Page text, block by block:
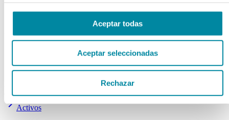
Aceptar todas
Aceptar seleccionadas
Rechazar
Extractos y Perfumes >>
Esencias Naturales
Extractos y Perfumes >>
Esencias Naturales
categorías
keyboard_arrow_rightActivos